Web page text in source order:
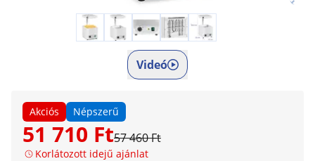
Videó
Akciós Népszerű
51 710 Ft57 460 Ft
Korlátozott idejű ajánlat